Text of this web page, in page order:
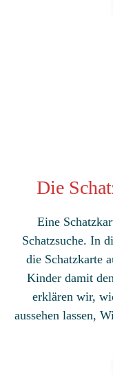
Die
Eine
Schatzsuche. In
die Schatzkarte
Kinder damit
erklären wir,
aussehen lassen,